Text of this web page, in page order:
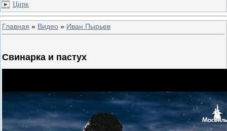
Цирк
Главная » Видео » Иван Пырьев
Свинарка и пастух